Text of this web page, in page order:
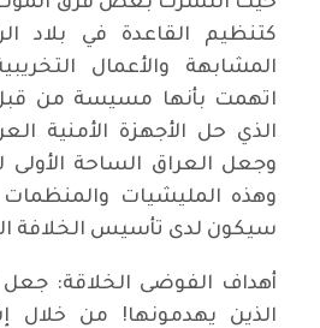
كتنظيم القاعدة في بلاد
المشابهة والأعمال
اتهمت بأنها مسيسة من قبل
الذي حل الأجهزة الأمنية
وجعل العراق الساحة الأولى
وهذه المليشيات
سيكون لدى تأسيس الخلافة
أهداف الفوضى الخلاقة:
الذين يهدمونها! من خلال